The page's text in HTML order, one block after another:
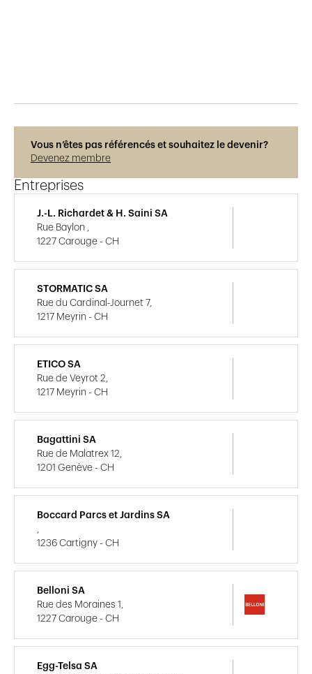
Vous n’êtes pas référencés et souhaitez le devenir?
Devenez membre
Entreprises
J.-L. Richardet & H. Saini SA
Rue Baylon ,
1227 Carouge - CH
STORMATIC SA
Rue du Cardinal-Journet 7,
1217 Meyrin - CH
ETICO SA
Rue de Veyrot 2,
1217 Meyrin - CH
Bagattini SA
Rue de Malatrex 12,
1201 Genève - CH
Boccard Parcs et Jardins SA
1236 Cartigny - CH
Belloni SA
Rue des Moraines 1,
1227 Carouge - CH
Egg-Telsa SA